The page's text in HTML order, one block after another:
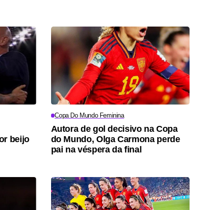
beijo
Copa Do Mundo Feminina
Autora de gol decisivo na Copa
do Mundo, Olga Carmona perde
pai na véspera da final